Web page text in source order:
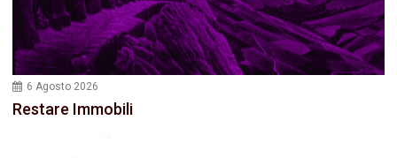
6 Agosto 2026
Restare Immobili